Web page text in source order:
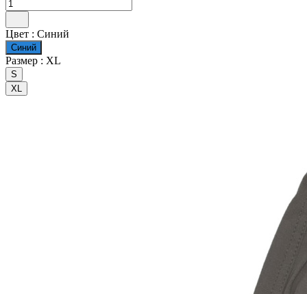
Цвет : Синий
Синий
Размер : XL
S
XL